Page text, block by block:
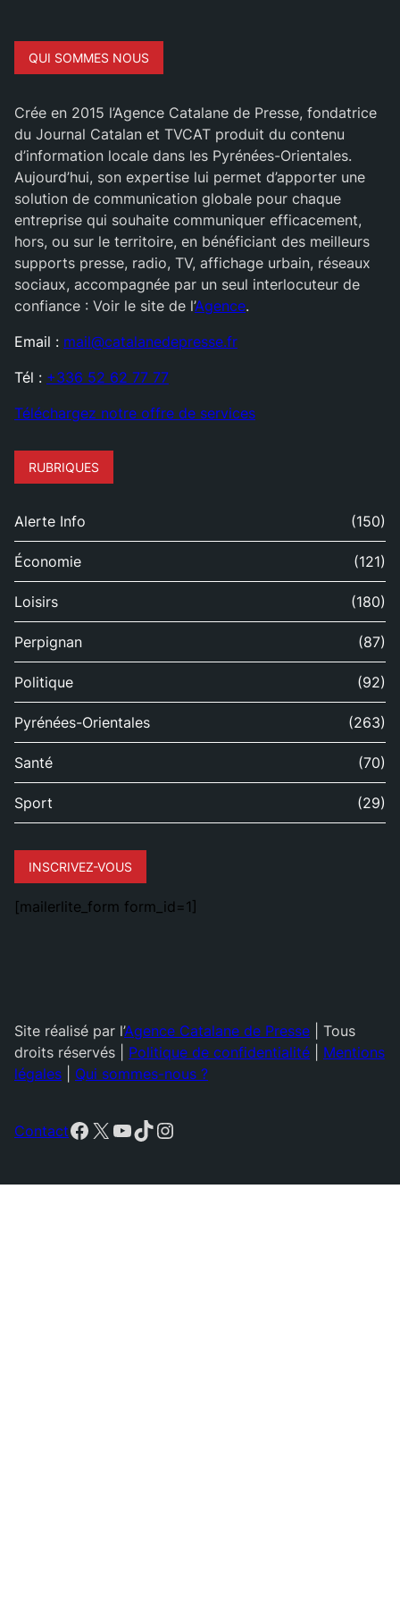
QUI SOMMES NOUS
Crée en 2015 l’Agence Catalane de Presse, fondatrice
du Journal Catalan et TVCAT produit du contenu
d’information locale dans les Pyrénées-Orientales.
Aujourd’hui, son expertise lui permet d’apporter une
solution de communication globale pour chaque
entreprise qui souhaite communiquer efficacement,
hors, ou sur le territoire, en bénéficiant des meilleurs
supports presse, radio, TV, affichage urbain, réseaux
sociaux, accompagnée par un seul interlocuteur de
confiance : Voir le site de l’Agence.
Email : mail@catalanedepresse.fr
Tél : +336 52 62 77 77
Téléchargez notre offre de services
RUBRIQUES
Alerte Info (150)
Économie (121)
Loisirs (180)
Perpignan (87)
Politique (92)
Pyrénées-Orientales (263)
Santé (70)
Sport (29)
INSCRIVEZ-VOUS
[mailerlite_form form_id=1]
Site réalisé par l’Agence Catalane de Presse | Tous
droits réservés | Politique de confidentialité
Mentions
légales
Qui sommes-nous ?
ContactFacebook
X YouTube
TikTok
Instagram